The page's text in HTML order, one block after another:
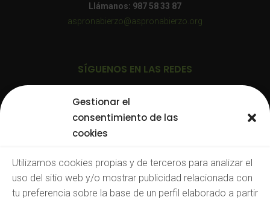
Gestionar el
consentimiento de las
cookies
Utilizamos cookies propias y de terceros para analizar el
uso del sitio web y/o mostrar publicidad relacionada con
tu preferencia sobre la base de un perfil elaborado a partir
Llámanos: 987 58 33 87
aspronabierzo@aspronabierzo.org
SÍGUENOS EN LAS REDES
Consulta nuestras:
Ofertas de empleo